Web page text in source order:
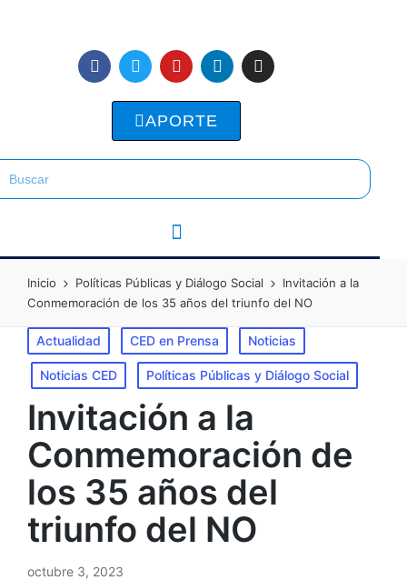
APORTE
Inicio Políticas Públicas y Diálogo Social
Invitación a la
Conmemoración de los 35 años del triunfo del NO
Actualidad CED en Prensa Noticias
Noticias CED Políticas Públicas y Diálogo Social
Invitación a la
Conmemoración de
los 35 años del
triunfo del NO
octubre 3, 2023